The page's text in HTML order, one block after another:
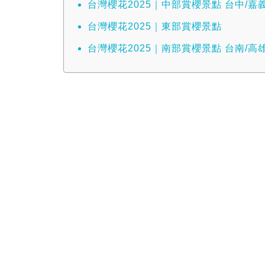
台灣櫻花2025｜中部賞櫻景點 台中/嘉
台灣櫻花2025｜東部賞櫻景點
台灣櫻花2025｜南部賞櫻景點 台南/高